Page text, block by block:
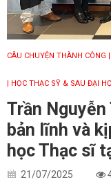
CÂU CHUYỆN THÀNH CÔNG
| HỌC THẠC SỸ & SAU ĐẠI
Trần
bản lĩnh và
học Thạc sĩ
21/07/2025